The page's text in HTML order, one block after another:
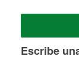
Escribe